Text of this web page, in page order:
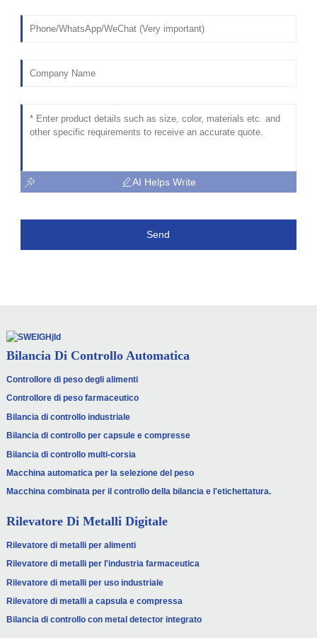
AI Helps Write
Send
Bilancia Di Controllo Automatica
Controllore di peso degli alimenti
Controllore di peso farmaceutico
Bilancia di controllo industriale
Bilancia di controllo per capsule e compresse
Bilancia di controllo multi-corsia
Macchina automatica per la selezione del peso
Macchina combinata per il controllo della bilancia e l'etichettatura.
Rilevatore Di Metalli Digitale
Rilevatore di metalli per alimenti
Rilevatore di metalli per l'industria farmaceutica
Rilevatore di metalli per uso industriale
Rilevatore di metalli a capsula e compressa
Bilancia di controllo con metal detector integrato